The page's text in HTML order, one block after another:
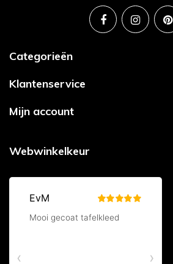
Categorieën
Klantenservice
Mijn account
Webwinkelkeur